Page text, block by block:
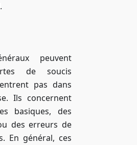
peuvent
de soucis
pas dans
Ils concernent
basiques, des
des erreurs de
En général, ces